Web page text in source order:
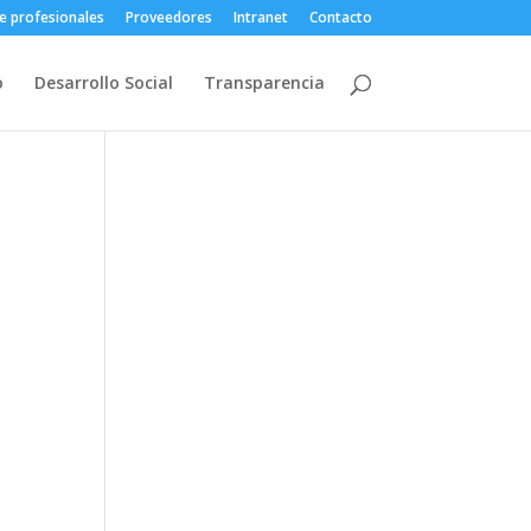
profesionales Proveedores Intranet Contacto
Desarrollo Social Transparencia